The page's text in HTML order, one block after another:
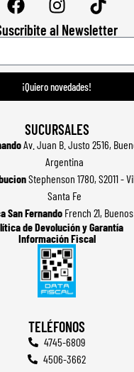
al Newsletter
¡Quiero novedades!
SUCURSALES
Av. Juan B. Justo 2516,
Argentina
Stephenson 1780, S2011 -
Santa Fe
San FernandoFrench 21,
de Devolución y Garantía
Información Fiscal
TELÉFONOS
4745-6809
4506-3662